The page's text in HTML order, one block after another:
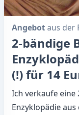
Angebotaus der
2-bändige
(!) für 14
Ich verkaufe eine
Enzyklopädie aus